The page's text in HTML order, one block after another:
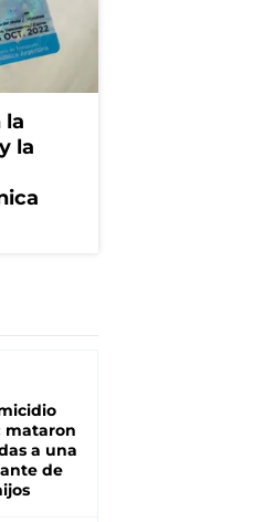
la
la
mataron
a una
de